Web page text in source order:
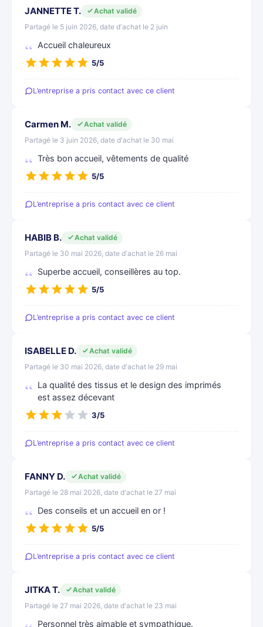
JANNETTE T.
Achat validé
Partagé le 5 juin 2026, date d'achat le 2 juin
Accueil chaleureux
5/5
L’entreprise a pris contact avec ce client
Carmen M.
Achat validé
Partagé le 3 juin 2026, date d'achat le 30 mai
Très bon accueil, vêtements de qualité
5/5
L’entreprise a pris contact avec ce client
HABIB B.
Achat validé
Partagé le 30 mai 2026, date d'achat le 26 mai
Superbe accueil, conseillères au top.
5/5
L’entreprise a pris contact avec ce client
ISABELLE D.
Achat validé
Partagé le 30 mai 2026, date d'achat le 29 mai
La qualité des tissus et le design des imprimés
est assez décevant
3/5
L’entreprise a pris contact avec ce client
FANNY D.
Achat validé
Partagé le 28 mai 2026, date d'achat le 27 mai
Des conseils et un accueil en or !
5/5
L’entreprise a pris contact avec ce client
JITKA T.
Achat validé
Partagé le 27 mai 2026, date d'achat le 23 mai
Personnel très aimable et sympathique.